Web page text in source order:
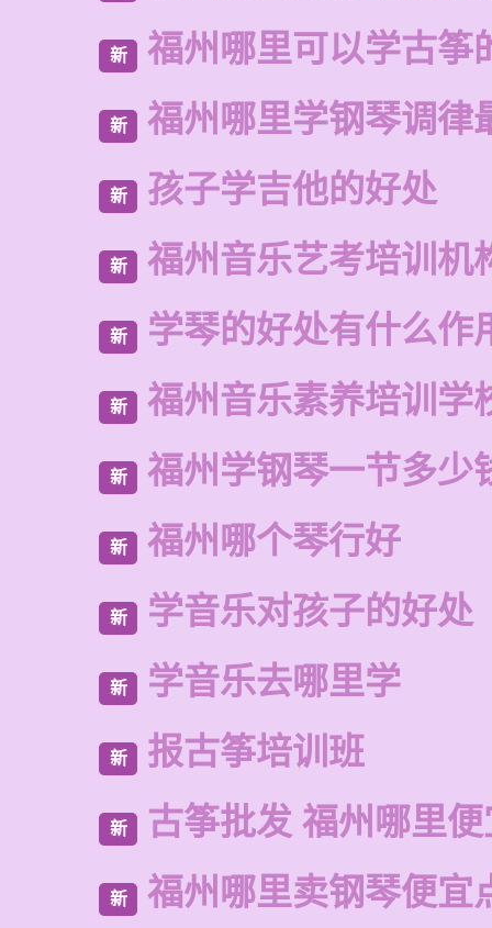
新 福州哪里可以学古筝
新 福州哪里学钢琴调律
新 孩子学吉他的好处
新 福州音乐艺考培训机
新 学琴的好处有什么作
新 福州音乐素养培训学
新 福州学钢琴一节多少
新 福州哪个琴行好
新 学音乐对孩子的好处
新 学音乐去哪里学
新 报古筝培训班
新 古筝批发 福州哪里
新 福州哪里卖钢琴便宜